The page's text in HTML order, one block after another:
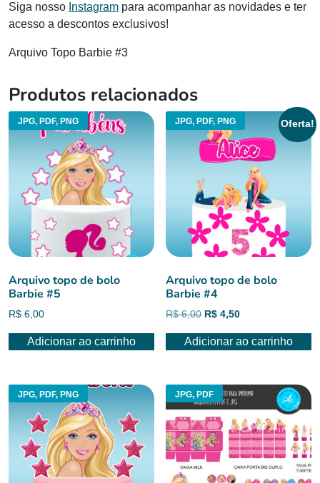
Siga nosso Instagram para acompanhar as novidades e ter
acesso a descontos exclusivos!
Arquivo Topo Barbie #3
Produtos relacionados
JPG, PDF, PNG
Arquivo topo de bolo
Barbie #5
R$ 6,00
Adicionar ao carrinho
JPG, PDF, PNG Oferta!
Arquivo topo de bolo
Barbie #4
R$6,00 O
original
R$ 4,50O
atual
Adicionar ao carrinho
JPG, PDF, PNG JPG, PDF